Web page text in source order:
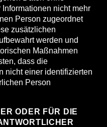
nicht mehr
Person zugeordnet
zusätzlichen
werden und
Maßnahmen
dass die
nicht einer identifizierten
Person
ODER FÜR DIE